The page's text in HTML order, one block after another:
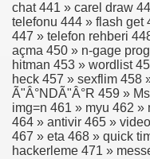
chat 441 » carel draw
telefonu 444 » flash get
447 » telefon rehberi
açma 450 » n-gage
hitman 453 » wordlist
heck 457 » sexflim 458
Ã"Â°NDÃ"Â°R 459 »
img=n 461 » myu 462 »
464 » antivir 465 »
467 » eta 468 » quick
hackerleme 471 »